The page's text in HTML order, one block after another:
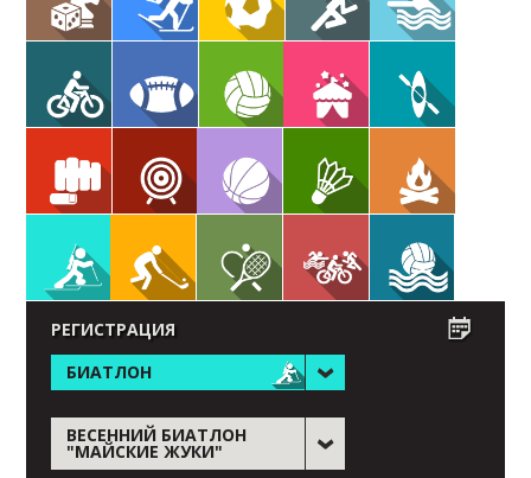
РЕГИСТРАЦИЯ
БИАТЛОН
ВЕСЕННИЙ БИАТЛОН
"МАЙСКИЕ ЖУКИ"